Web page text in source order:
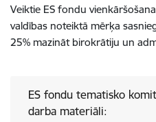
Veiktie ES fondu
valdības noteiktā mērķa
25% mazināt birokrātiju un
ES fondu tematisko
darba materiāli: